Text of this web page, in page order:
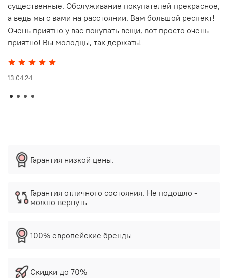
существенные. Обслуживание покупателей прекрасное,
а ведь мы с вами на расстоянии. Вам большой респект!
Очень приятно у вас покупать вещи, вот просто очень
приятно! Вы молодцы, так держать!
13.04.24г
Гарантия низкой цены.
Гарантия отличного состояния. Не подошло -
можно вернуть
100% европейские бренды
Скидки до 70%